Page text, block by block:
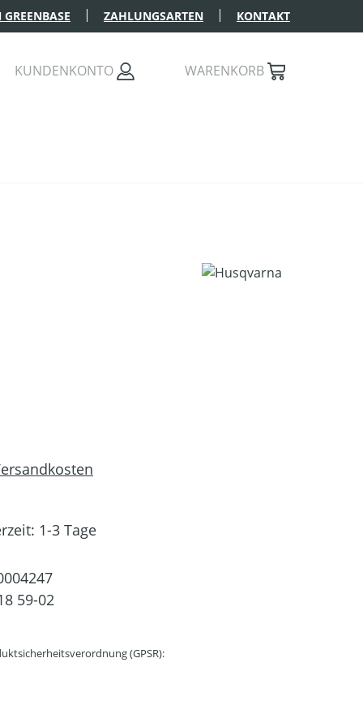
ZAHLUNGSARTEN KONTAKT
KUNDENKONTO WARENKORB
1-3 Tage
59-02
(GPSR):